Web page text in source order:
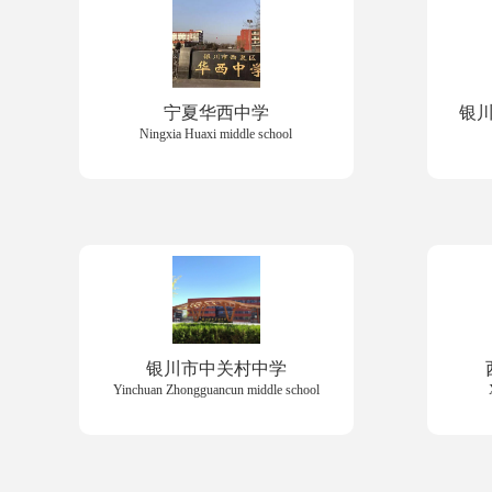
宁夏华西中学
Ningxia Huaxi middle school
银
银川市中关村中学
Yinchuan Zhongguancun middle school